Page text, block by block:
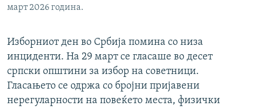
март 2026 година.
Изборниот ден во Србија помина со низа
инциденти. На 29 март се гласаше во десет
српски општини за избор на советници.
Гласањето се одржа со бројни пријавени
нерегуларности на повеќето места, физички